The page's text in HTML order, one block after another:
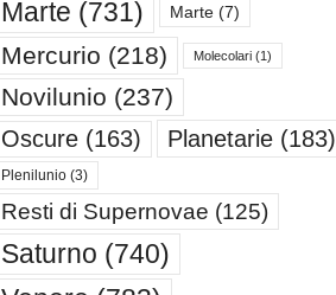
Marte (731) Marte(7)
Mercurio (218) Molecolari(1)
Novilunio (237)
Oscure(163) Planetarie(183)
Plenilunio(3)
Resti di Supernovae (125)
Saturno (740)